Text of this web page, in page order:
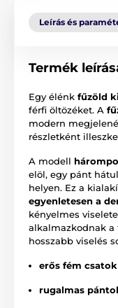
Leírás és
Termék
Egy élénk fűzöld
férfi öltözéket. A
modern
részletként
A modell
elöl, egy pánt
helyen. Ez a
egyenletesen a
kényelmes
alkalmazkodnak a
hosszabb viselés
erős fém csatok
rugalmas